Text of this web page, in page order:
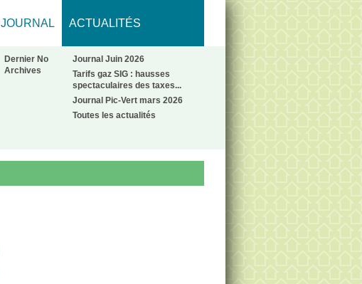
JOURNAL
Dernier No
Archives
ACTUALITÉS
Journal Juin 2026
Tarifs gaz SIG : hausses
spectaculaires des taxes...
Journal Pic-Vert mars 2026
Toutes les actualités